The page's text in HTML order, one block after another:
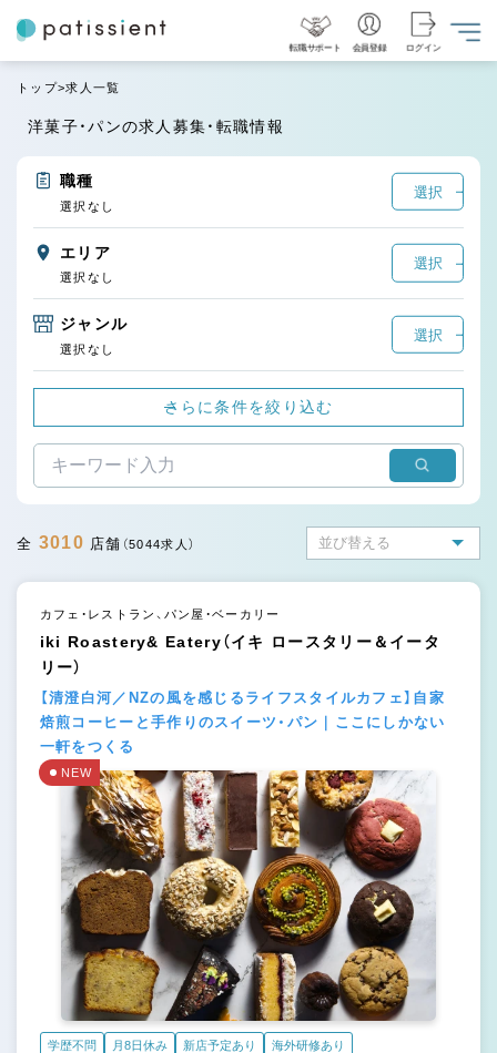
転職サポート 会員登録 ログイン
トップ 求人一覧
洋菓子・パンの求人募集・転職情報
職種
選択
選択なし
エリア
選択
選択なし
ジャンル
選択
選択なし
さらに条件を絞り込む
全 3010 店舗 （5044求人）
カフェ・レストラン、パン屋・ベーカリー
iki Roastery& Eatery（イキ ロースタリー＆イータ
リー）
【清澄白河／NZの風を感じるライフスタイルカフェ】自家
焙煎コーヒーと手作りのスイーツ・パン｜ここにしかない
一軒をつくる
NEW
学歴不問 月8日休み 新店予定あり 海外研修あり